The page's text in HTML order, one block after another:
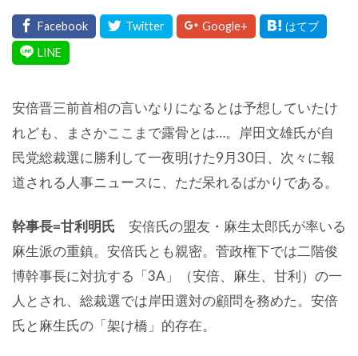
安倍晋三前首相の言いなりになるとは予想していたけ
れども、まさかここまで露骨とは…。岸田文雄氏が自
民党総裁選に勝利して一夜明けた9月30日、次々に報
道される人事ニュースに、ただ呆れるばかりである。
幹事長=甘利明氏 安倍氏の盟友・麻生太郎氏が率いる
麻生派の重鎮。安倍氏とも親密。菅政権下では二階俊
博幹事長に対抗する「3A」（安倍、麻生、甘利）の一
人とされ、総裁選では岸田選対の顧問を務めた。安倍
氏と麻生氏の「架け橋」的存在。